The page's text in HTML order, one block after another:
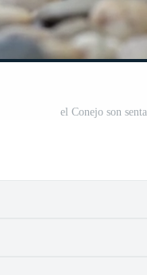
el Conejo son